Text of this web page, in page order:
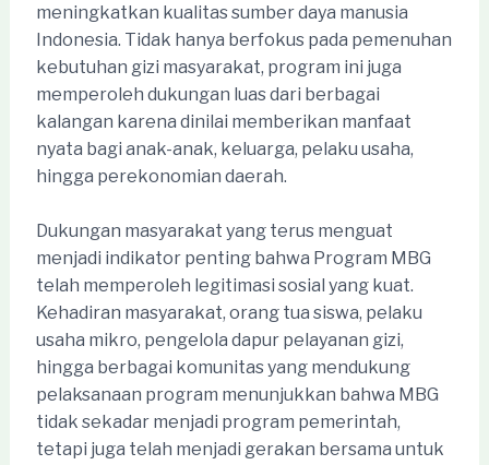
meningkatkan kualitas sumber daya manusia
Indonesia. Tidak hanya berfokus pada pemenuhan
kebutuhan gizi masyarakat, program ini juga
memperoleh dukungan luas dari berbagai
kalangan karena dinilai memberikan manfaat
nyata bagi anak-anak, keluarga, pelaku usaha,
hingga perekonomian daerah.
Dukungan masyarakat yang terus menguat
menjadi indikator penting bahwa Program MBG
telah memperoleh legitimasi sosial yang kuat.
Kehadiran masyarakat, orang tua siswa, pelaku
usaha mikro, pengelola dapur pelayanan gizi,
hingga berbagai komunitas yang mendukung
pelaksanaan program menunjukkan bahwa MBG
tidak sekadar menjadi program pemerintah,
tetapi juga telah menjadi gerakan bersama untuk